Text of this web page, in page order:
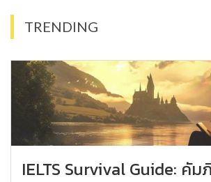
TRENDING
IELTS Survival Guide: คัม